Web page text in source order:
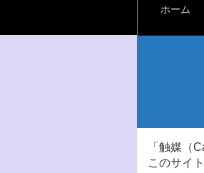
ホーム
「触媒（
このサイ